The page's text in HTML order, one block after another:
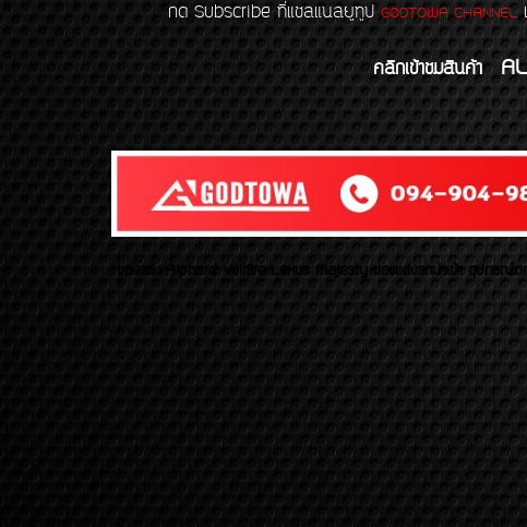
กด Subscribe ที่แชลแนลยูทูปGODTOWA CHANNEL
คลิกเข้าชมสินค้า
ของเเต่ง Alphard Vellfire Lexus Majesty ของเเต่งรถนำเข้า อุปกรณ์